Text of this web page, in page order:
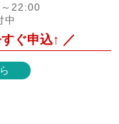
22:00
中
ぐ申込↑ ／